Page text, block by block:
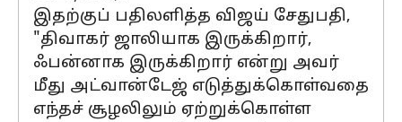
இதற்குப் பதிலளித்த விஜய் சேதுபதி,
"திவாகர் ஜாலியாக இருக்கிறார்,
ஃபன்னாக இருக்கிறார் என்று அவர்
மீது அட்வான்டேஜ் எடுத்துக்கொள்வதை
எந்தச் சூழலிலும் ஏற்றுக்கொள்ள